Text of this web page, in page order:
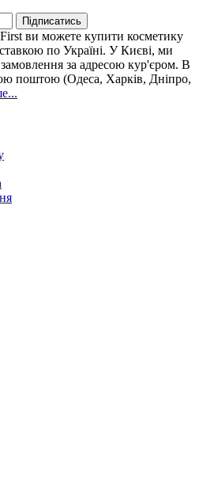
Підписатись
ви можете купити косметику
по Україні. У Києві, ми
за адресою кур'єром. В
поштою (Одеса, Харків, Дніпро,